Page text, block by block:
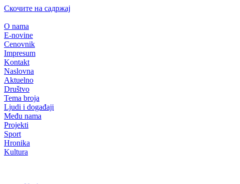
Скочите на садржај
O nama
E-novine
Cenovnik
Impresum
Kontakt
Naslovna
Aktuelno
Društvo
Tema broja
Ljudi i događaji
Među nama
Projekti
Sport
Hronika
Kultura